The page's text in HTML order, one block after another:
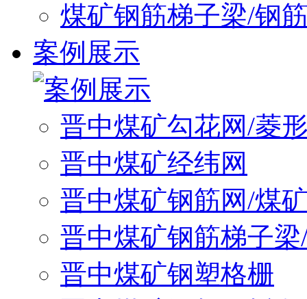
煤矿钢筋梯子梁/钢
案例展示
晋中煤矿勾花网/菱
晋中煤矿经纬网
晋中煤矿钢筋网/煤
晋中煤矿钢筋梯子
晋中煤矿钢塑格栅